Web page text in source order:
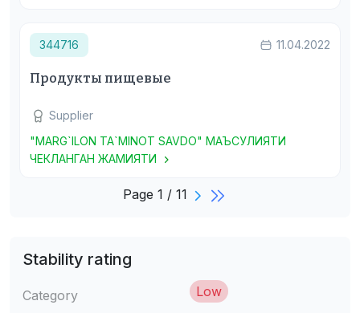
344716 11.04.2022
Продукты пищевые
Supplier
"MARG`ILON TA`MINOT SAVDO" МАЪСУЛИЯТИ
ЧЕКЛАНГАН ЖАМИЯТИ
Page 1 / 11
Stability rating
Category Low